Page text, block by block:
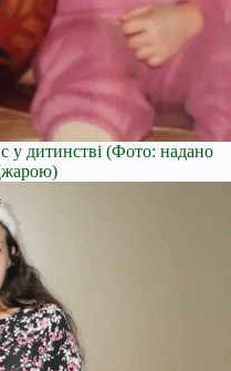
у дитинстві (Фото: надано